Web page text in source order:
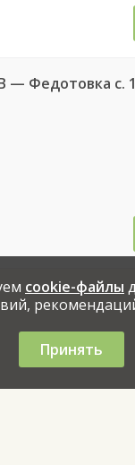
— Федотовка с.
cookie-файлы
Принять